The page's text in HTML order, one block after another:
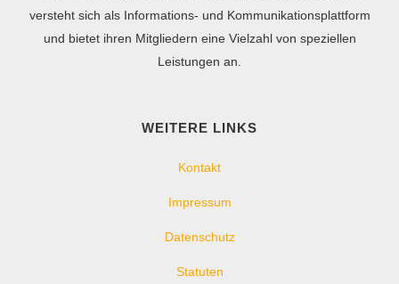
versteht sich als Informations- und Kommunikationsplattform
und bietet ihren Mitgliedern eine Vielzahl von speziellen
Leistungen an.
WEITERE LINKS
Kontakt
Impressum
Datenschutz
Statuten